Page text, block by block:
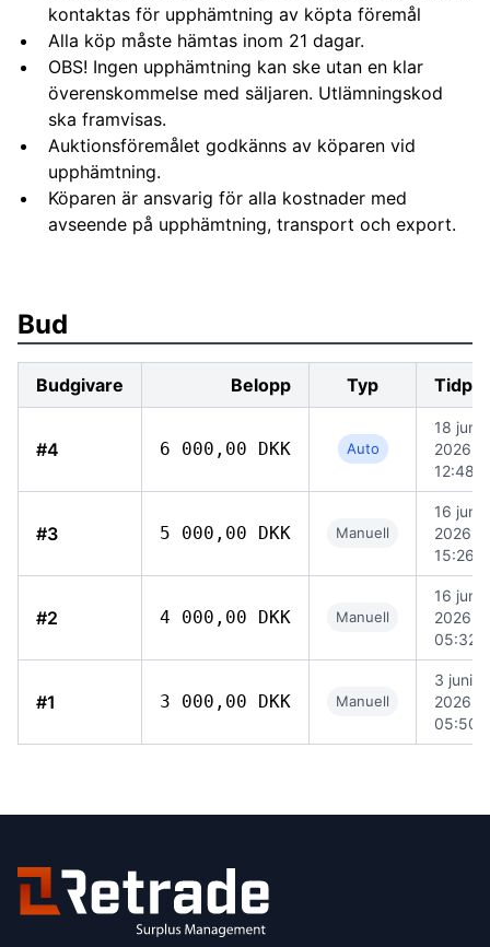
kontaktas för upphämtning av köpta föremål
Alla köp måste hämtas inom 21 dagar.
OBS! Ingen upphämtning kan ske utan en klar
överenskommelse med säljaren. Utlämningskod
ska framvisas.
Auktionsföremålet godkänns av köparen vid
upphämtning.
Köparen är ansvarig för alla kostnader med
avseende på upphämtning, transport och export.
Bud
Budgivare Belopp Typ
#4 6 000,00 DKK Auto
18 juni
2026
12:48
#3 5 000,00 DKK Manuell
16 juni
2026
15:26
#2 4 000,00 DKK Manuell
16 juni
2026
05:32
#1 3 000,00 DKK Manuell
3 juni
2026
05:50